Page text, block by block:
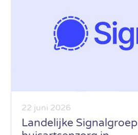
22 juni 2026
Landelijke Signalgroep